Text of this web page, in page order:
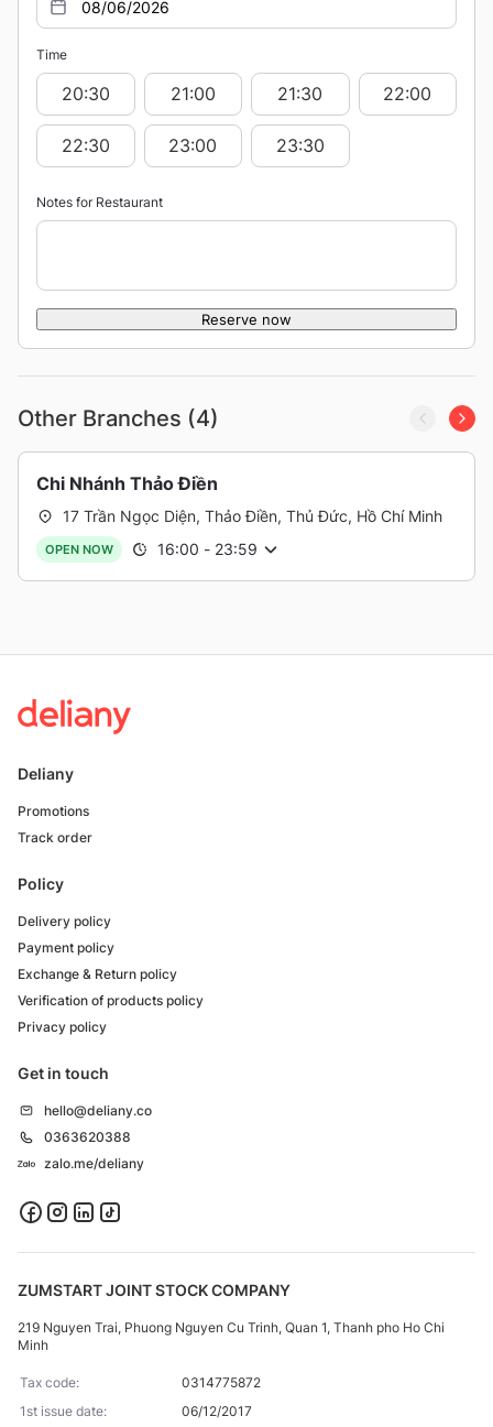
Time
20:30 21:00 21:30 22:00
22:30 23:00 23:30
Notes for Restaurant
Reserve now
Other Branches (4)
Chi Nhánh Thảo Điền
17 Trần Ngọc Diện, Thảo Điền, Thủ Đức, Hồ Chí Minh
OPEN NOW 16:00 - 23:59
Deliany
Promotions
Track order
Policy
Delivery policy
Payment policy
Exchange & Return policy
Verification of products policy
Privacy policy
Get in touch
hello@deliany.co
0363620388
zalo.me/deliany
ZUMSTART JOINT STOCK COMPANY
219 Nguyen Trai, Phuong Nguyen Cu Trinh, Quan 1, Thanh pho Ho Chi
Minh
Tax code:
0314775872
1st issue date:
06/12/2017